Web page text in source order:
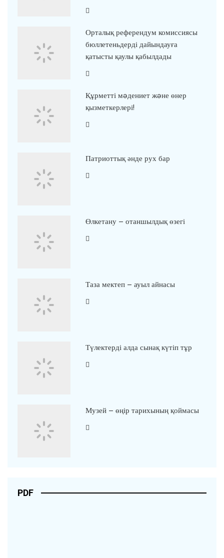
Орталық референдум комиссиясы
бюллетеньдерді дайындауға
қатысты қаулы қабылдады
Құрметті мəдениет жəне өнер
қызметкерлері!
Патриоттық әнде рух бар
Өлкетану – отаншылдық өзегі
Таза мектеп – ауыл айнасы
Түлектерді алда сынақ күтіп тұр
Музей – өңір тарихының қоймасы
PDF